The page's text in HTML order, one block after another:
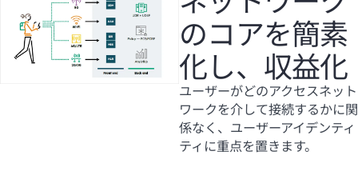
のコアを簡素
化し、収益化
ユーザーがどのアクセスネット
ワークを介して接続するかに関
係なく、ユーザーアイデンティ
ティに重点を置きます。